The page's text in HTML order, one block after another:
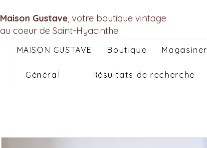
Maison Gustave, votre boutique vintage
au coeur de Saint-Hyacinthe
MAISON GUSTAVE Boutique Magasiner
Général Résultats de recherche